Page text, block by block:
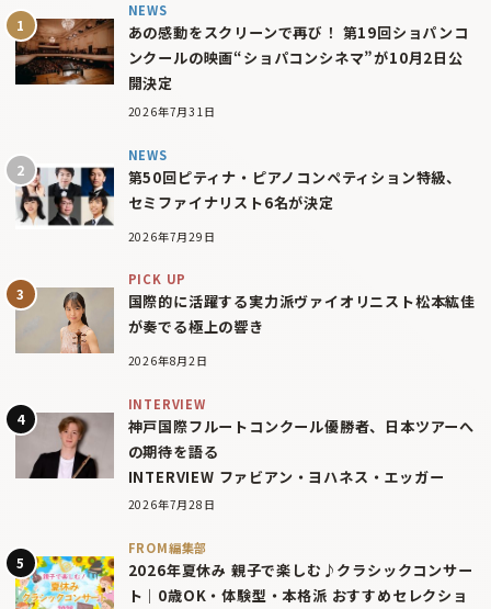
NEWS
あの感動をスクリーンで再び！ 第19回ショパンコ
ンクールの映画“ショパコンシネマ”が10月2日公
開決定
2026年7月31日
NEWS
第50回ピティナ・ピアノコンペティション特級、
セミファイナリスト6名が決定
2026年7月29日
PICK UP
国際的に活躍する実力派ヴァイオリニスト松本紘佳
が奏でる極上の響き
2026年8月2日
INTERVIEW
神戸国際フルートコンクール優勝者、日本ツアーへ
の期待を語る
INTERVIEW ファビアン・ヨハネス・エッガー
2026年7月28日
FROM編集部
2026年夏休み 親子で楽しむ♪クラシックコンサー
ト｜0歳OK・体験型・本格派 おすすめセレクショ